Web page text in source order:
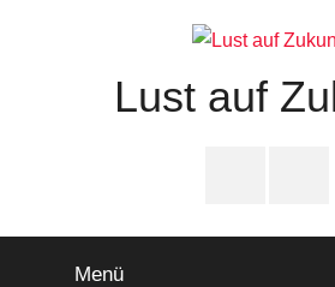
Lust auf
Menü